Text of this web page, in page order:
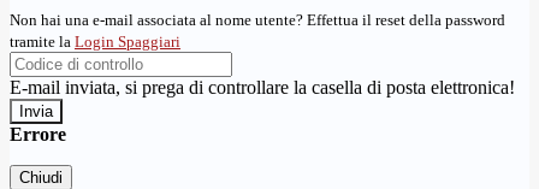
Non hai una e-mail associata al nome utente? Effettua il reset della password
tramite la Login Spaggiari
E-mail inviata, si prega di controllare la casella di posta elettronica!
Errore
Chiudi